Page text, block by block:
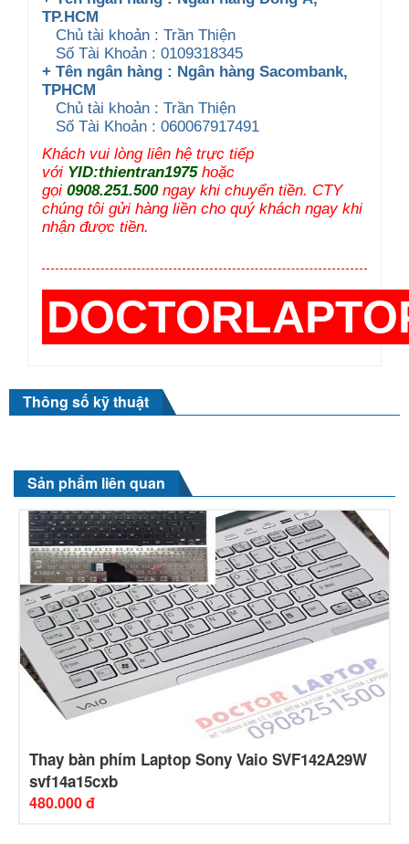
TP.HCM
Chủ tài khoản : Trần Thiện
Số Tài Khoản : 0109318345
+ Tên ngân hàng : Ngân hàng Sacombank,
TPHCM
Chủ tài khoản : Trần Thiện
Số Tài Khoản : 060067917491
Khách vui lòng liên hệ trực tiếp
với YID:thientran1975hoặc
gọi 0908.251.500ngay khi chuyển tiền. CTY
chúng tôi gửi hàng liền cho quý khách ngay khi
nhận được tiền.
Thông số kỹ thuật
Sản phẩm liên quan
Thay bàn phím Laptop Sony Vaio SVF142A29W
svf14a15cxb
480.000 đ